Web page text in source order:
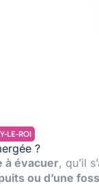
LE-ROI
?
à évacuer, qu’il
ou d’une